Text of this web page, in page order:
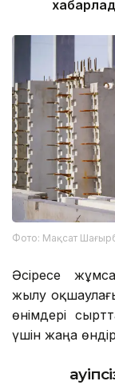
Фото: Мақсат
Әсіресе
жылу
өнімдері
үшін жаңа